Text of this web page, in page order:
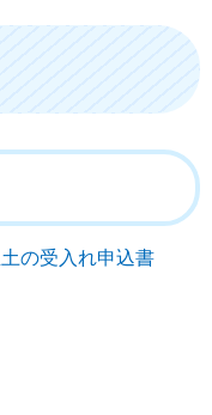
の受入れ申込書